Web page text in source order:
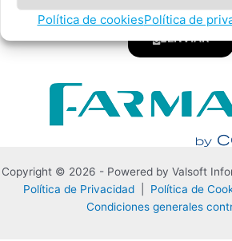
Política de cookiesPolítica de
ENVIAR
Copyright © 2026 - Powered by Valsoft
Política de Privacidad
Política de
Condiciones generales